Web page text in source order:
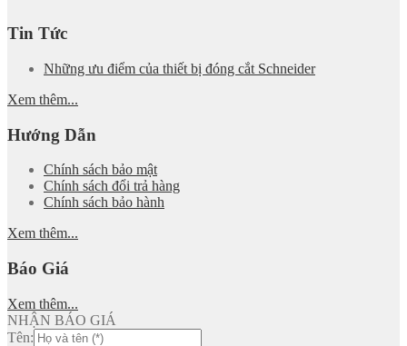
Tin Tức
Những ưu điểm của thiết bị đóng cắt Schneider
Xem thêm...
Hướng Dẫn
Chính sách bảo mật
Chính sách đổi trả hàng
Chính sách bảo hành
Xem thêm...
Báo Giá
Xem thêm...
NHẬN BÁO GIÁ
Tên: